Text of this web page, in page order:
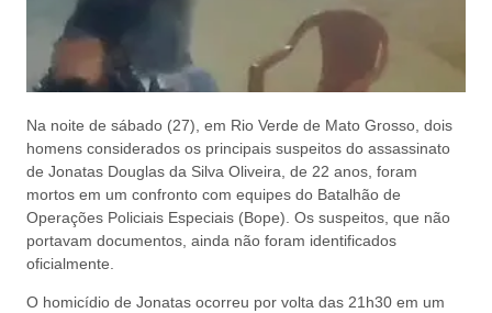
Na noite de sábado (27), em Rio Verde de Mato Grosso, dois
homens considerados os principais suspeitos do assassinato
de Jonatas Douglas da Silva Oliveira, de 22 anos, foram
mortos em um confronto com equipes do Batalhão de
Operações Policiais Especiais (Bope). Os suspeitos, que não
portavam documentos, ainda não foram identificados
oficialmente.
O homicídio de Jonatas ocorreu por volta das 21h30 em um